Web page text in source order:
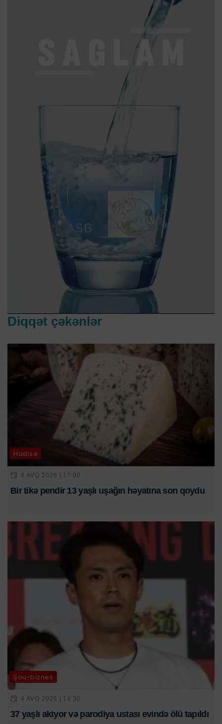
Diqqət çəkənlər
Hadisə
4 AVQ 2026 | 17:00
Bir tikə pendir 13 yaşlı uşağın həyatına son qoydu
Şou-biznes
4 AVQ 2026 | 14:30
37 yaşlı aktyor və parodiya ustası evində ölü tapıldı